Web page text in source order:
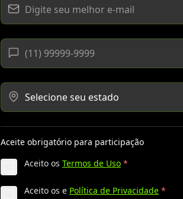
Aceite obrigatório para participação
Aceito os Termos de Uso *
Aceito os e Política de Privacidade *